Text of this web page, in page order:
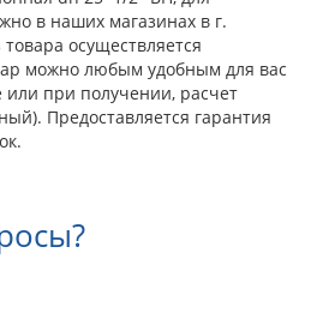
в наших магазинах в г.
осуществляется
можно любым удобным для вас
или при получении, расчет
Предоставляется гарантия